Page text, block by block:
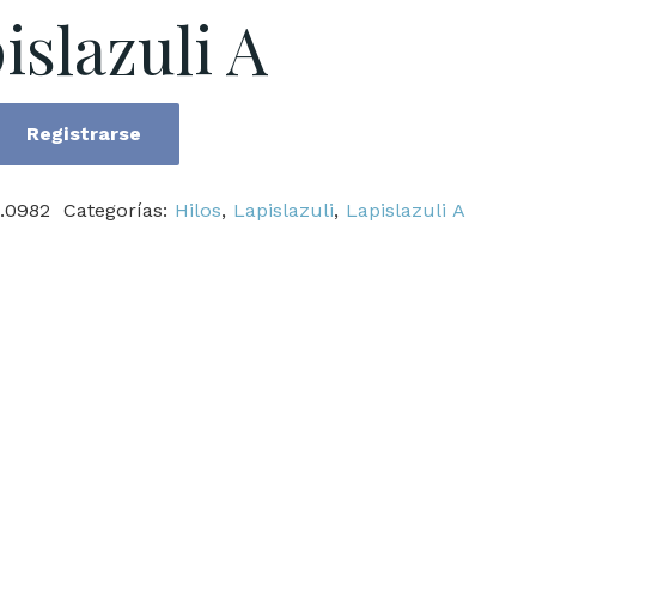
A
Registrarse
Categorías: Hilos, Lapislazuli, Lapislazuli A